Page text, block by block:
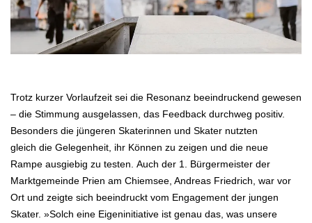
Trotz kurzer Vorlaufzeit sei die Resonanz beeindruckend gewesen
– die Stimmung ausgelassen, das Feedback durchweg positiv.
Besonders die jüngeren Skaterinnen und Skater nutzten
gleich die Gelegenheit, ihr Können zu zeigen und die neue
Rampe ausgiebig zu testen. Auch der 1. Bürgermeister der
Marktgemeinde Prien am Chiemsee, Andreas Friedrich, war vor
Ort und zeigte sich beeindruckt vom Engagement der jungen
Skater. »Solch eine Eigeninitiative ist genau das, was unsere